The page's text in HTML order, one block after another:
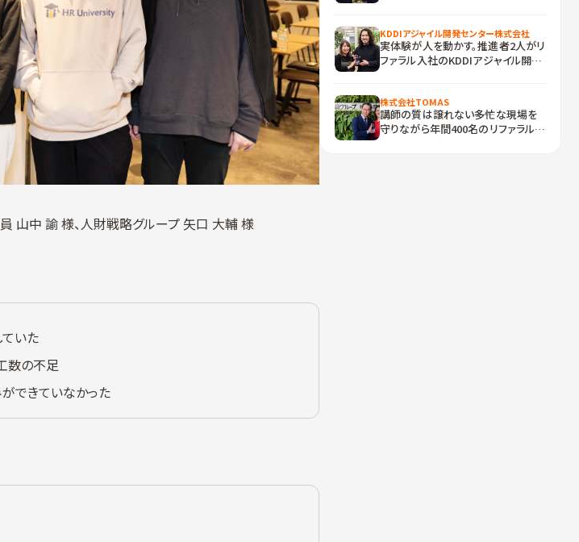
山中 諭 様、人財戦略グループ 矢口 大輔 様
いた
数の不足
できていなかった
KDDIアジャイル開発センター株式会社
実体験が人を動かす。推進者2人がリ
ファラル入社のKDDIアジャイル開発
株式会社TOMAS
講師の質は譲れない――多忙な現場を
守りながら年間400名のリファラル採